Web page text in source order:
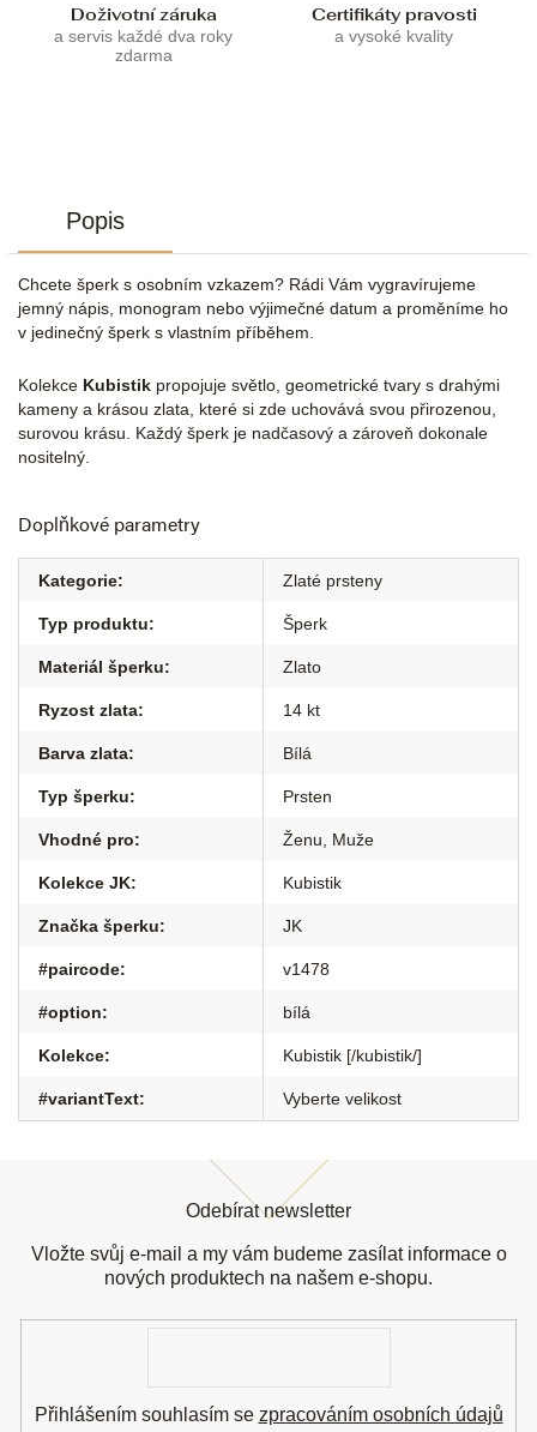
Doživotní záruka
a servis každé dva roky
zdarma
Certifikáty pravosti
a vysoké kvality
Popis
Chcete šperk s osobním vzkazem? Rádi Vám vygravírujeme
jemný nápis, monogram nebo výjimečné datum a proměníme ho
v jedinečný šperk s vlastním příběhem.
Kolekce Kubistik propojuje světlo, geometrické tvary s drahými
kameny a krásou zlata, které si zde uchovává svou přirozenou,
surovou krásu. Každý šperk je nadčasový a zároveň dokonale
nositelný.
Doplňkové parametry
Kategorie: Zlaté prsteny
Typ produktu: Šperk
Materiál šperku: Zlato
Ryzost zlata: 14 kt
Barva zlata: Bílá
Typ šperku: Prsten
Vhodné pro: Ženu Muže
Kolekce JK: Kubistik
Značka šperku: JK
#paircode: v1478
#option: bílá
Kolekce: Kubistik [/kubistik/]
#variantText: Vyberte velikost
Odebírat newsletter
Vložte svůj e-mail a my vám budeme zasílat informace o
nových produktech na našem e-shopu.
Přihlášením souhlasím se zpracováním osobních údajů